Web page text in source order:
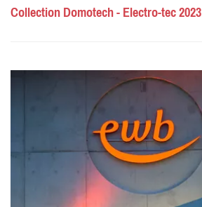
Collection Domotech - Electro-tec 2023